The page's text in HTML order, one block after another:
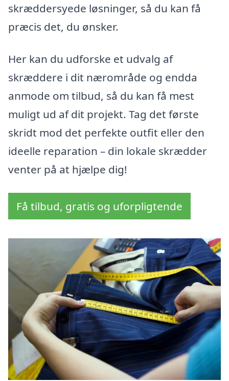
skræddersyede løsninger, så du kan få
præcis det, du ønsker.
Her kan du udforske et udvalg af
skræddere i dit nærområde og endda
anmode om tilbud, så du kan få mest
muligt ud af dit projekt. Tag det første
skridt mod det perfekte outfit eller den
ideelle reparation – din lokale skrædder
venter på at hjælpe dig!
Få tilbud, gratis og uforpligtende